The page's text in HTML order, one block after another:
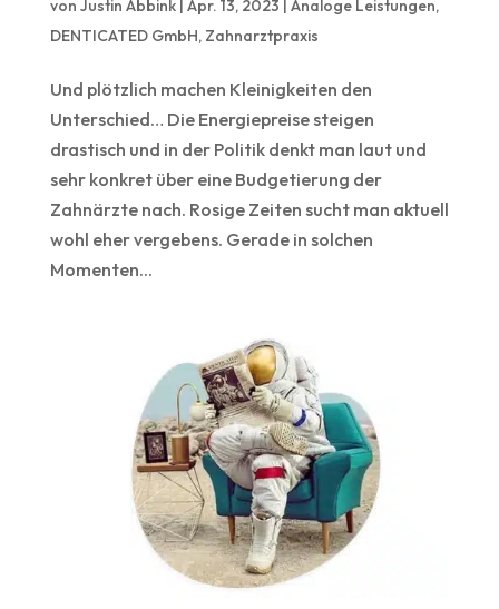
von Justin Abbink| Apr. 13, 2023 Analoge Leistungen,
DENTICATED GmbH, Zahnarztpraxis
Und plötzlich machen Kleinigkeiten den
Unterschied… Die Energiepreise steigen
drastisch und in der Politik denkt man laut und
sehr konkret über eine Budgetierung der
Zahnärzte nach. Rosige Zeiten sucht man aktuell
wohl eher vergebens. Gerade in solchen
Momenten...